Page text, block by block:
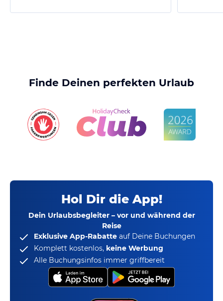
Finde Deinen perfekten Urlaub
Hol Dir die App!
Dein Urlaubsbegleiter – vor und während der
Reise
Exklusive App-Rabatte auf Deine Buchungen
Komplett kostenlos, keine Werbung
Alle Buchungsinfos immer griffbereit